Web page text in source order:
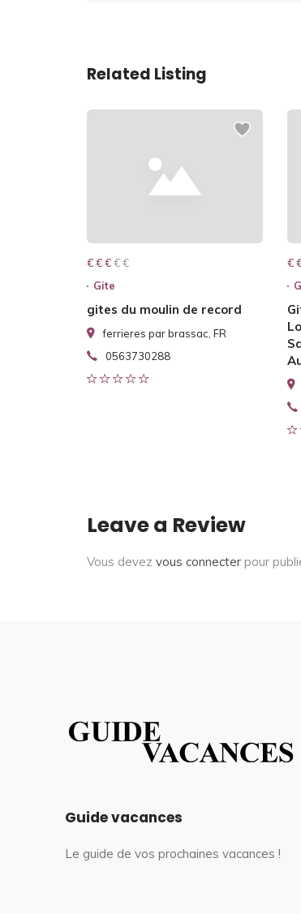
Related Listing
€ € € € €
€ € €
Gite
gites du moulin de record
ferrieres par brassac, FR
0563730288
€
€
Leave a Review
Vous devez vous connecter pour
Guide vacances
Le guide de vos prochaines vacances !